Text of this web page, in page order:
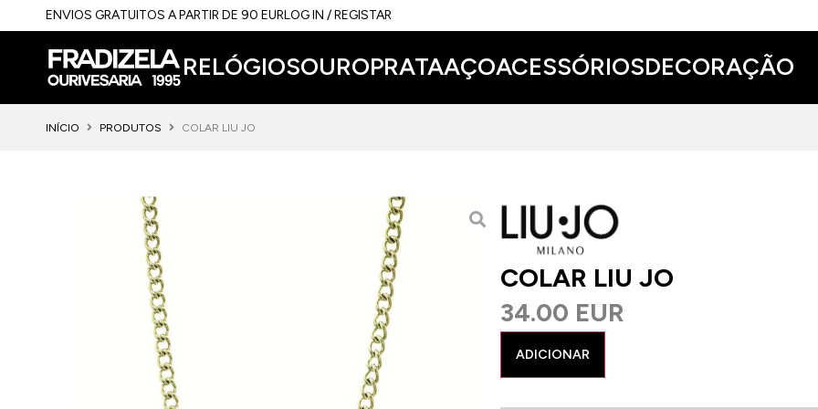
ENVIOS GRATUITOS A PARTIR DE 90 EURLOG IN / REGISTAR
RELÓGIOSOUROPRATAAÇOACESSÓRIOSDECORAÇÃO
INÍCIO PRODUTOS COLAR LIU JO
COLAR LIU JO
34.00 EUR
ADICIONAR